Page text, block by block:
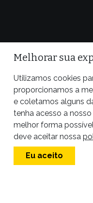
Melhorar sua
Utilizamos cookies
proporcionamos a
e coletamos alguns
tenha acesso a
melhor forma
deve aceitar nossa
Eu aceito